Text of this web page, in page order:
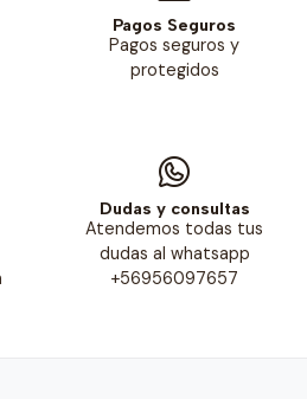
Pagos Seguros
Pagos seguros y
protegidos
Dudas y consultas
Atendemos todas tus
dudas al whatsapp
+56956097657